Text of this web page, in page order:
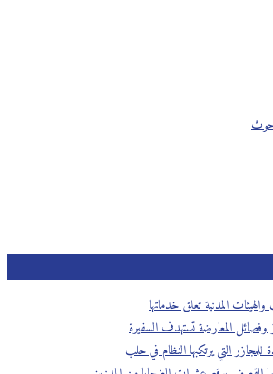
المدنية تعلق خدماتها
المعارضة تستهدف السفيرة
التي يرتكبها النظام في حلب